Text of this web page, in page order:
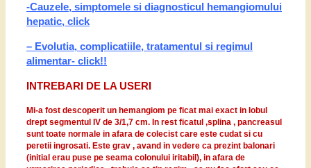
-Cauzele, simptomele si diagnosticul hemangiomului
hepatic, click
– Evolutia, complicatiile, tratamentul si regimul
alimentar- click!!
INTREBARI DE LA USERI
Mi-a fost descoperit un hemangiom pe ficat mai exact in lobul
drept segmentul IV de 3/1,7 cm. In rest ficatul ,splina , pancreasul
sunt toate normale in afara de colecist care este cudat si cu
peretii ingrosati. Este grav , avand in vedere ca prezint balonari
(initial erau puse pe seama colonului iritabil), in afara de